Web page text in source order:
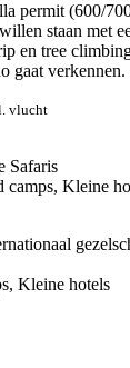
permit (600/
staan met
en tree
gaat
vlucht
Safaris
camps, Kleine
Kleine hotels